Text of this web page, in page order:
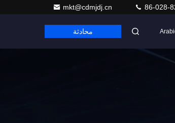
mkt@cdmjdj.cn 86-028-
محادثة